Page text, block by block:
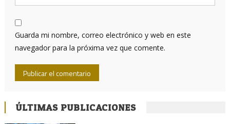
Guarda mi nombre, correo electrónico y web en este
navegador para la próxima vez que comente.
ÚLTIMAS PUBLICACIONES